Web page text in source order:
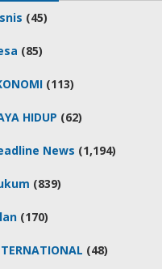
(45)
(85)
(113)
HIDUP (62)
News (1,194)
(839)
(170)
(48)